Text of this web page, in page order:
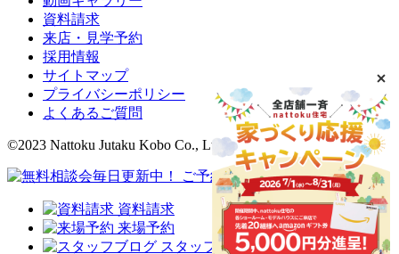
資料請求
来店・見学予約
採用情報
サイトマップ
プライバシーポリシー
よくあるご質問
©2023 Nattoku Jutaku Kobo Co., Ltd.
資料請求
来場予約
スタッフブログ